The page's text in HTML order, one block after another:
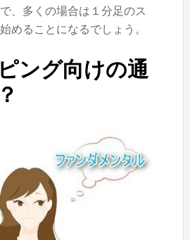
、多くの場合は１分足のス
めることになるでしょう。
ング向けの通